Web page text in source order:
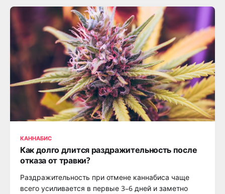
КАННАБИС
Как долго длится раздражительность после
отказа от травки?
Раздражительность при отмене каннабиса чаще
всего усиливается в первые 3–6 дней и заметно